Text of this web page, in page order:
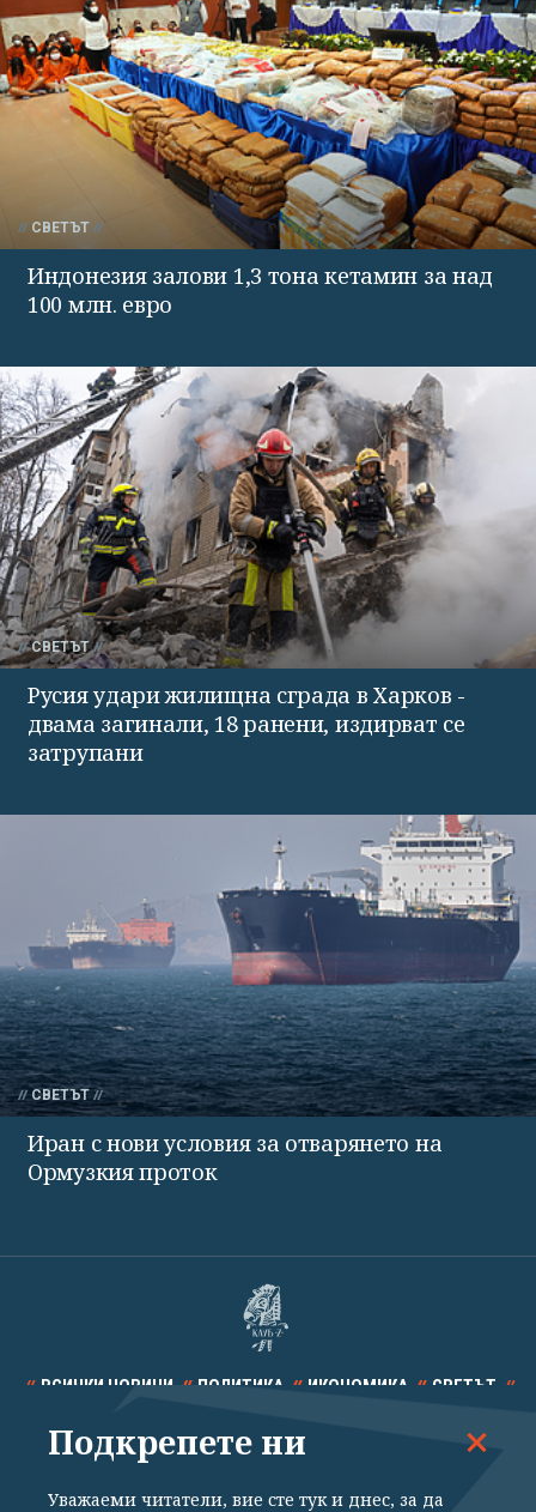
СВЕТЪТ
Индонезия залови 1,3 тона кетамин за над
100 млн. евро
СВЕТЪТ
Русия удари жилищна сграда в Харков -
двама загинали, 18 ранени, издирват се
затрупани
СВЕТЪТ
Иран с нови условия за отварянето на
Ормузкия проток
ВСИЧКИ НОВИНИ ПОЛИТИКА ИКОНОМИКА СВЕТЪТ
СПОРТ КУЛТУРА ТЕХНОЛОГИИ КАЛЕЙДОСКОП
Подкрепете ни
Уважаеми читатели, вие сте тук и днес, за да